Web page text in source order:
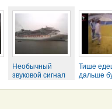
Необычный
звуковой сигнал
Тише
дальше